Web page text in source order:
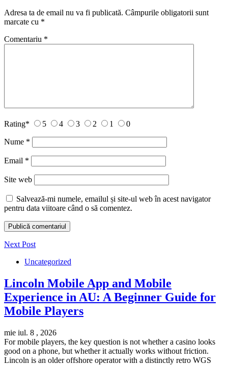
Adresa ta de email nu va fi publicată. Câmpurile obligatorii sunt
marcate cu *
Comentariu *
Rating* 5 4 3 2 1 0
Nume *
Email *
Site web
Salvează-mi numele, emailul și site-ul web în acest navigator
pentru data viitoare când o să comentez.
Next Post
Uncategorized
Lincoln Mobile App and Mobile
Experience in AU: A Beginner Guide for
Mobile Players
mie iul. 8 , 2026
For mobile players, the key question is not whether a casino looks
good on a phone, but whether it actually works without friction.
Lincoln is an older offshore operator with a distinctly retro WGS